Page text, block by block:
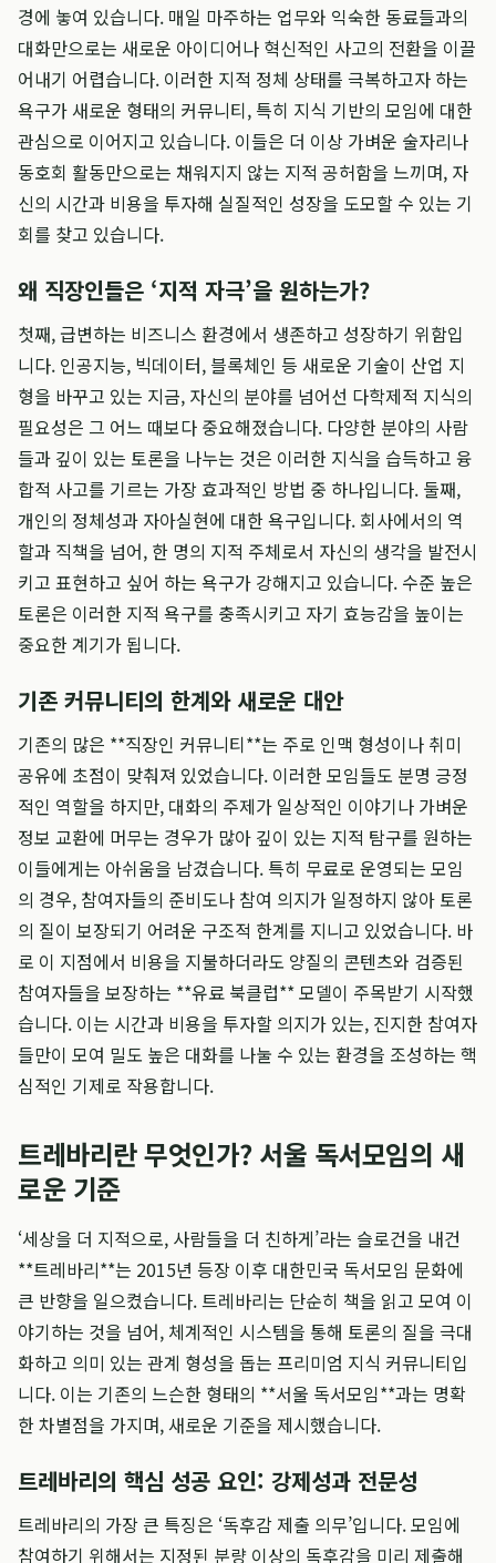
경에 놓여 있습니다. 매일 마주하는 업무와 익숙한 동료들과의
대화만으로는 새로운 아이디어나 혁신적인 사고의 전환을 이끌
어내기 어렵습니다. 이러한 지적 정체 상태를 극복하고자 하는
욕구가 새로운 형태의 커뮤니티, 특히 지식 기반의 모임에 대한
관심으로 이어지고 있습니다. 이들은 더 이상 가벼운 술자리나
동호회 활동만으로는 채워지지 않는 지적 공허함을 느끼며, 자
신의 시간과 비용을 투자해 실질적인 성장을 도모할 수 있는 기
회를 찾고 있습니다.
왜 직장인들은 ‘지적 자극’을 원하는가?
첫째, 급변하는 비즈니스 환경에서 생존하고 성장하기 위함입
니다. 인공지능, 빅데이터, 블록체인 등 새로운 기술이 산업 지
형을 바꾸고 있는 지금, 자신의 분야를 넘어선 다학제적 지식의
필요성은 그 어느 때보다 중요해졌습니다. 다양한 분야의 사람
들과 깊이 있는 토론을 나누는 것은 이러한 지식을 습득하고 융
합적 사고를 기르는 가장 효과적인 방법 중 하나입니다. 둘째,
개인의 정체성과 자아실현에 대한 욕구입니다. 회사에서의 역
할과 직책을 넘어, 한 명의 지적 주체로서 자신의 생각을 발전시
키고 표현하고 싶어 하는 욕구가 강해지고 있습니다. 수준 높은
토론은 이러한 지적 욕구를 충족시키고 자기 효능감을 높이는
중요한 계기가 됩니다.
기존 커뮤니티의 한계와 새로운 대안
기존의 많은 **직장인 커뮤니티**는 주로 인맥 형성이나 취미
공유에 초점이 맞춰져 있었습니다. 이러한 모임들도 분명 긍정
적인 역할을 하지만, 대화의 주제가 일상적인 이야기나 가벼운
정보 교환에 머무는 경우가 많아 깊이 있는 지적 탐구를 원하는
이들에게는 아쉬움을 남겼습니다. 특히 무료로 운영되는 모임
의 경우, 참여자들의 준비도나 참여 의지가 일정하지 않아 토론
의 질이 보장되기 어려운 구조적 한계를 지니고 있었습니다. 바
로 이 지점에서 비용을 지불하더라도 양질의 콘텐츠와 검증된
참여자들을 보장하는 **유료 북클럽** 모델이 주목받기 시작했
습니다. 이는 시간과 비용을 투자할 의지가 있는, 진지한 참여자
들만이 모여 밀도 높은 대화를 나눌 수 있는 환경을 조성하는 핵
심적인 기제로 작용합니다.
트레바리란 무엇인가? 서울 독서모임의 새
로운 기준
‘세상을 더 지적으로, 사람들을 더 친하게’라는 슬로건을 내건
**트레바리**는 2015년 등장 이후 대한민국 독서모임 문화에
큰 반향을 일으켰습니다. 트레바리는 단순히 책을 읽고 모여 이
야기하는 것을 넘어, 체계적인 시스템을 통해 토론의 질을 극대
화하고 의미 있는 관계 형성을 돕는 프리미엄 지식 커뮤니티입
니다. 이는 기존의 느슨한 형태의 **서울 독서모임**과는 명확
한 차별점을 가지며, 새로운 기준을 제시했습니다.
트레바리의 핵심 성공 요인: 강제성과 전문성
트레바리의 가장 큰 특징은 ‘독후감 제출 의무’입니다. 모임에
참여하기 위해서는 지정된 분량 이상의 독후감을 미리 제출해